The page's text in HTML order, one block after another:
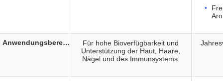
Für hohe Bioverfügbarkeit und
Unterstützung der Haut, Haare,
Nägel und des Immunsystems.
Anwendungsbereich